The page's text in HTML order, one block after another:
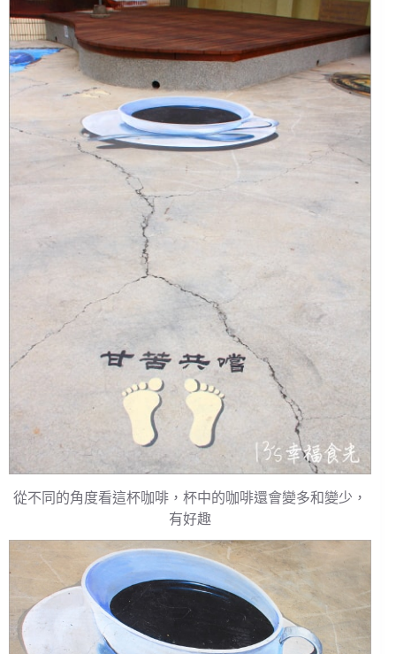
從不同的角度看這杯咖啡，杯中的咖啡還會變多和變少，
有好趣